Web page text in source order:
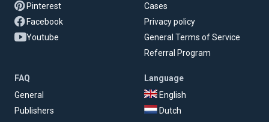
Pinterest
Facebook
Youtube
Cases
Privacy policy
General Terms of Service
Referral Program
FAQ
General
Publishers
Language
English
Dutch